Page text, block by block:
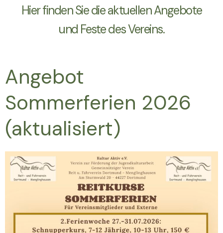
Hier finden Sie die aktuellen Angebote
und Feste des Vereins.
Angebot
Sommerferien 2026
(aktualisiert)